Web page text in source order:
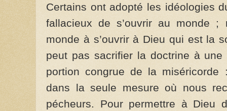
Certains ont adopté les idéologies
fallacieux de s’ouvrir au monde
monde à s’ouvrir à Dieu qui est la
peut pas sacrifier la doctrine à
portion congrue de la
dans la seule mesure où nous
pécheurs. Pour permettre à Dieu